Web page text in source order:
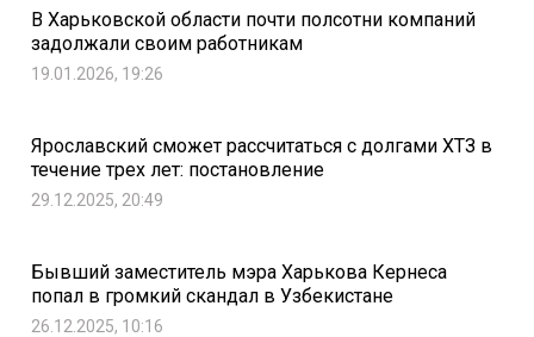
В Харьковской области почти полсотни компаний
задолжали своим работникам
19.01.2026, 19:26
Ярославский сможет рассчитаться с долгами ХТЗ в
течение трех лет: постановление
29.12.2025, 20:49
Бывший заместитель мэра Харькова Кернеса
попал в громкий скандал в Узбекистане
26.12.2025, 10:16